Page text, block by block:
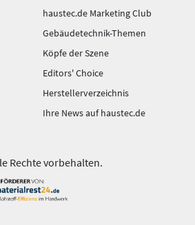
haustec.de Marketing Club
Gebäudetechnik-Themen
Köpfe der Szene
Editors' Choice
Herstellerverzeichnis
Ihre News auf haustec.de
Rechte vorbehalten.